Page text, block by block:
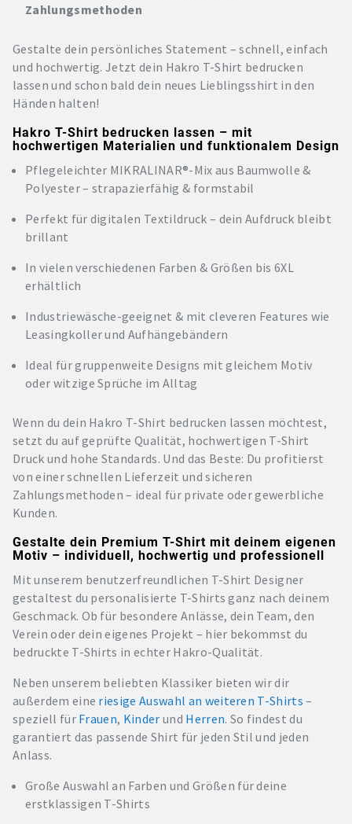
Zahlungsmethoden
Gestalte dein persönliches Statement – schnell, einfach
und hochwertig. Jetzt dein Hakro T-Shirt bedrucken
lassen und schon bald dein neues Lieblingsshirt in den
Händen halten!
Hakro T-Shirt bedrucken lassen – mit
hochwertigen Materialien und funktionalem Design
Pflegeleichter MIKRALINAR®-Mix aus Baumwolle &
Polyester – strapazierfähig & formstabil
Perfekt für digitalen Textildruck – dein Aufdruck bleibt
brillant
In vielen verschiedenen Farben & Größen bis 6XL
erhältlich
Industriewäsche-geeignet & mit cleveren Features wie
Leasingkoller und Aufhängebändern
Ideal für gruppenweite Designs mit gleichem Motiv
oder witzige Sprüche im Alltag
Wenn du dein Hakro T-Shirt bedrucken lassen möchtest,
setzt du auf geprüfte Qualität, hochwertigen T-Shirt
Druck und hohe Standards. Und das Beste: Du profitierst
von einer schnellen Lieferzeit und sicheren
Zahlungsmethoden – ideal für private oder gewerbliche
Kunden.
Gestalte dein Premium T-Shirt mit deinem eigenen
Motiv – individuell, hochwertig und professionell
Mit unserem benutzerfreundlichen T-Shirt Designer
gestaltest du personalisierte T-Shirts ganz nach deinem
Geschmack. Ob für besondere Anlässe, dein Team, den
Verein oder dein eigenes Projekt – hier bekommst du
bedruckte T-Shirts in echter Hakro-Qualität.
Neben unserem beliebten Klassiker bieten wir dir
außerdem eine riesige Auswahl an weiteren T-Shirts –
speziell für Frauen, Kinder und Herren. So findest du
garantiert das passende Shirt für jeden Stil und jeden
Anlass.
Große Auswahl an Farben und Größen für deine
erstklassigen T-Shirts